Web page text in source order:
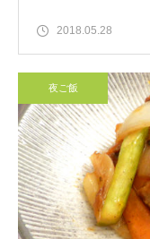
2018.05.28
夜ご飯